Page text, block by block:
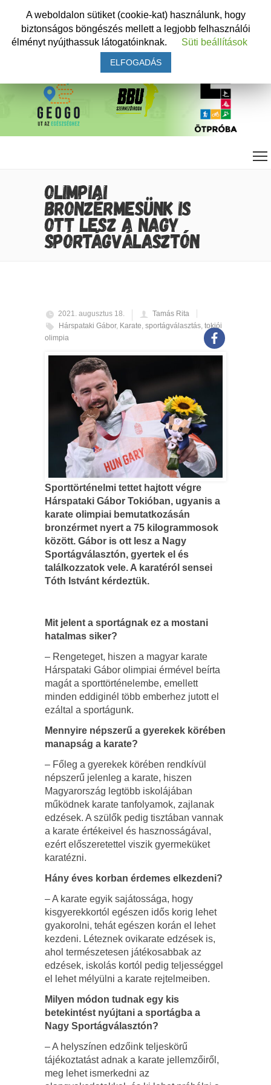
OLIMPIAI
BRONZÉRMESÜNK IS
OTT LESZ A NAGY
SPORTÁGVÁLASZTÓN
2021. augusztus 18.
Tamás Rita
Hárspataki Gábor, Karate, sportágválasztás, tokiói
olimpia
Sporttörténelmi tettet hajtott végre
Hárspataki Gábor Tokióban, ugyanis a
karate olimpiai bemutatkozásán
bronzérmet nyert a 75 kilogrammosok
között. Gábor is ott lesz a Nagy
Sportágválasztón, gyertek el és
találkozzatok vele. A karatéról sensei
Tóth Istvánt kérdeztük.
Mit jelent a sportágnak ez a mostani
hatalmas siker?
– Rengeteget, hiszen a magyar karate
Hárspataki Gábor olimpiai érmével beírta
magát a sporttörténelembe, emellett
minden eddiginél több emberhez jutott el
ezáltal a sportágunk.
Mennyire népszerű a gyerekek körében
manapság a karate?
– Főleg a gyerekek körében rendkívül
népszerű jelenleg a karate, hiszen
Magyarország legtöbb iskolájában
működnek karate tanfolyamok, zajlanak
edzések. A szülők pedig tisztában vannak
a karate értékeivel és hasznosságával,
ezért előszeretettel viszik gyermeküket
karatézni.
Hány éves korban érdemes elkezdeni?
– A karate egyik sajátossága, hogy
kisgyerekkortól egészen idős korig lehet
gyakorolni, tehát egészen korán el lehet
kezdeni. Léteznek ovikarate edzések is,
ahol természetesen játékosabbak az
edzések, iskolás kortól pedig teljességgel
el lehet mélyülni a karate rejtelmeiben.
Milyen módon tudnak egy kis
betekintést nyújtani a sportágba a
Nagy Sportágválasztón?
– A helyszínen edzőink teljeskörű
tájékoztatást adnak a karate jellemzőiről,
meg lehet ismerkedni az
A weboldalon sütiket (cookie-kat) használunk, hogy
biztonságos böngészés mellett a legjobb felhasználói
élményt nyújthassuk látogatóinknak.
Süti beállítások
ELFOGADÁS